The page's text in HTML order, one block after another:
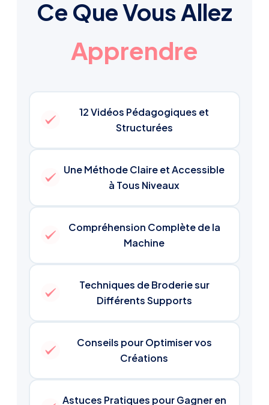
Ce Que Vous Allez
Apprendre
12 Vidéos Pédagogiques et
Structurées
Une Méthode Claire et Accessible
à Tous Niveaux
Compréhension Complète de la
Machine
Techniques de Broderie sur
Différents Supports
Conseils pour Optimiser vos
Créations
Astuces Pratiques pour Gagner en